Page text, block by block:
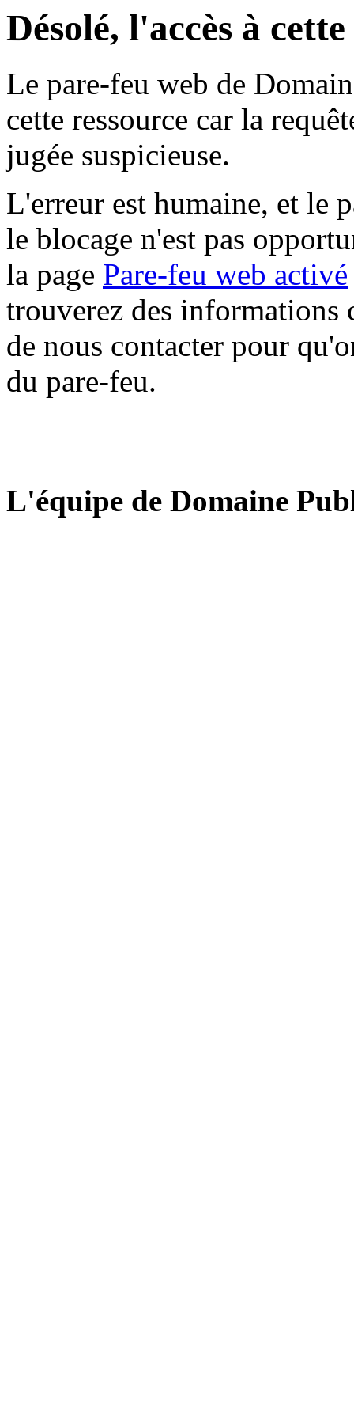
Désolé, l'accès à
Le pare-feu web de
cette ressource car la
jugée suspicieuse.
L'erreur est humaine, et le
le blocage n'est pas
la page Pare-feu web activé
trouverez des informations
de nous contacter pour
du pare-feu.
L'équipe de Domaine